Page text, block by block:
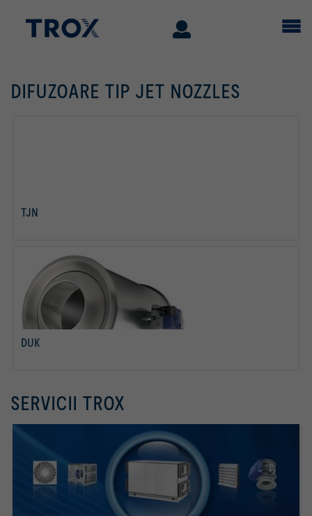
DIFUZOARE TIP JET NOZZLES
TJN
DUK
SERVICII TROX